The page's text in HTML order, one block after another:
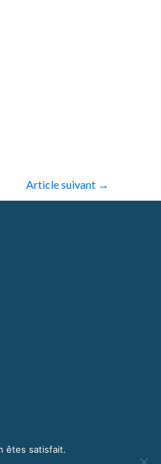
Article suivant →
êtes satisfait.